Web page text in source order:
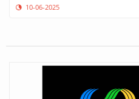
10-06-2025